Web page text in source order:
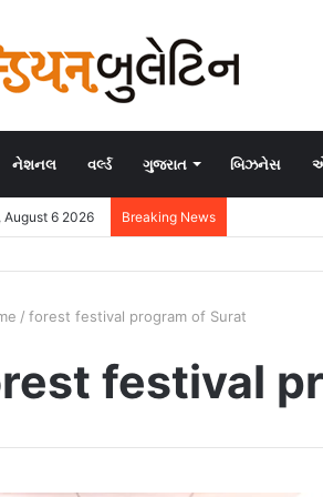
નેશનલ વર્લ્ડ ગુજરાત બિઝનેસ
August 6 2026 Breaking News
/ forest festival program of Surat
festival